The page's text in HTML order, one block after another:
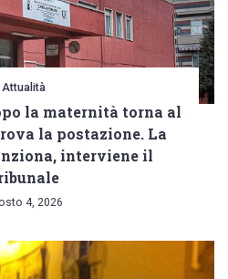
Attualità
la maternità torna al
la postazione. La
interviene il
4, 2026